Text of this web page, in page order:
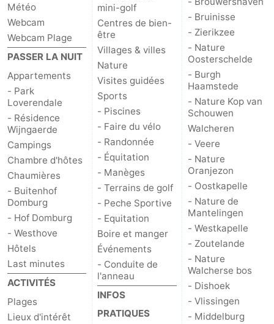
Météo
Webcam
Webcam Plage
PASSER LA NUIT
Appartements
- Park
Loverendale
- Résidence
Wijngaerde
Campings
Chambre d'hôtes
Chaumières
- Buitenhof
Domburg
- Hof Domburg
- Westhove
Hôtels
Last minutes
ACTIVITÉS
Plages
Lieux d'intérêt
mini-golf
Centres de bien-
être
Villages & villes
Nature
Visites guidées
Sports
- Piscines
- Faire du vélo
- Randonnée
- Équitation
- Manèges
- Terrains de golf
- Peche Sportive
- Equitation
Boire et manger
Événements
- Conduite de
l'anneau
INFOS
PRATIQUES
- Bruinisse
- Zierikzee
- Nature
Oosterschelde
- Burgh
Haamstede
- Nature Kop van
Schouwen
Walcheren
- Veere
- Nature
Oranjezon
- Oostkapelle
- Nature de
Mantelingen
- Westkapelle
- Zoutelande
- Nature
Walcherse bos
- Dishoek
- Vlissingen
- Middelburg